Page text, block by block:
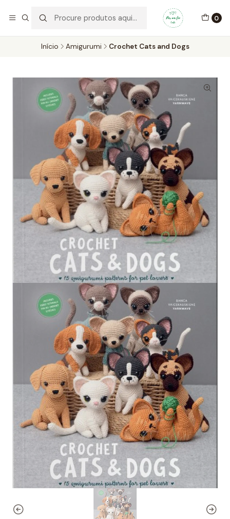
0
No concelho de Oeiras a entrega pode ser feita em mãos.
Início Amigurumi Crochet Cats and Dogs